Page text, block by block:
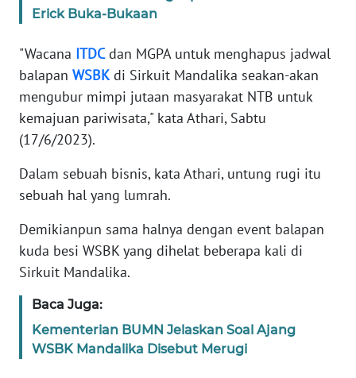
Erick Buka-Bukaan
"Wacana ITDCdan MGPA untuk menghapus jadwal
balapan WSBKdi Sirkuit Mandalika seakan-akan
mengubur mimpi jutaan masyarakat NTB untuk
kemajuan pariwisata," kata Athari, Sabtu
(17/6/2023).
Dalam sebuah bisnis, kata Athari, untung rugi itu
sebuah hal yang lumrah.
Demikianpun sama halnya dengan event balapan
kuda besi WSBK yang dihelat beberapa kali di
Sirkuit Mandalika.
Baca Juga:
Kementerian BUMN Jelaskan Soal Ajang
WSBK Mandalika Disebut Merugi
Wahana
News
WN
SUMUT
WN
WN
WN
BANTEN
NTT